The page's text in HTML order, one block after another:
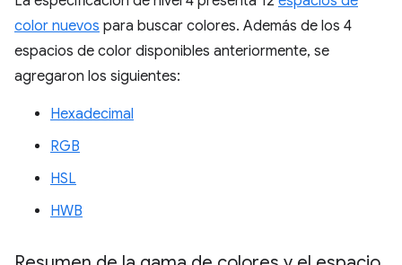
color nuevos para buscar colores. Además de los 4
espacios de color disponibles anteriormente, se
agregaron los siguientes:
Hexadecimal
RGB
HSL
HWB